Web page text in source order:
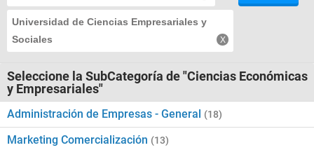
Universidad de Ciencias Empresariales y
Sociales
Seleccione la SubCategoría de "Ciencias Económicas
y Empresariales"
Administración de Empresas - General (18)
Marketing Comercialización (13)